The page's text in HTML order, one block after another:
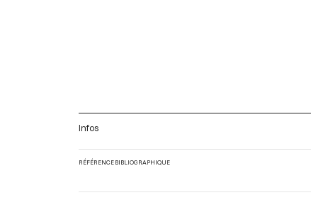
Infos
RÉFÉRENCE BIBLIOGRAPHIQUE